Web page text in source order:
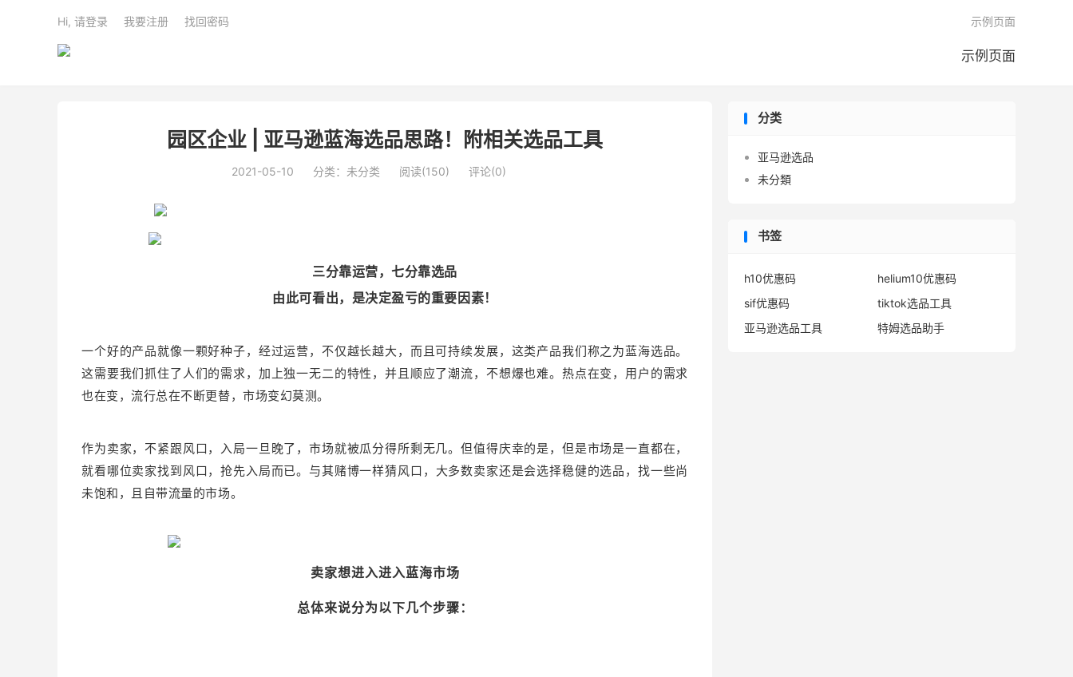
示例页面
示例页面
Hi, 请登录 我要注册 找回密码
园区企业 | 亚马逊蓝海选品思路！附相关选品工具
2021-05-10 分类：未分类 阅读(150) 评论(0)
三分靠运营，七分靠选品
由此可看出，是决定盈亏的重要因素！
一个好的产品就像一颗好种子，经过运营，不仅越长越大，而且可持续发展，这类产品我们称之为蓝海选品。
这需要我们抓住了人们的需求，加上独一无二的特性，并且顺应了潮流，不想爆也难。热点在变，用户的需求
也在变，流行总在不断更替，市场变幻莫测。
作为卖家，不紧跟风口，入局一旦晚了，市场就被瓜分得所剩无几。但值得庆幸的是，但是市场是一直都在，
就看哪位卖家找到风口，抢先入局而已。与其赌博一样猜风口，大多数卖家还是会选择稳健的选品，找一些尚
未饱和，且自带流量的市场。
卖家想进入进入蓝海市场
总体来说分为以下几个步骤：
分类
亚马逊选品
未分類
书签
h10优惠码
helium10优惠码
sif优惠码
tiktok选品工具
亚马逊选品工具
特姆选品助手